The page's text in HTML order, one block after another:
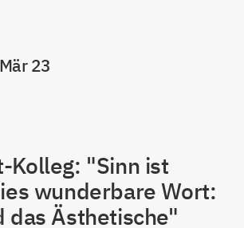
23
Kolleg: "Sinn ist
wunderbare Wort:
das Ästhetische"